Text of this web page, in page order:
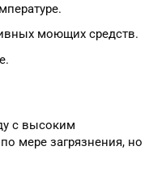
моющих средств.
с высоким
мере загрязнения, но